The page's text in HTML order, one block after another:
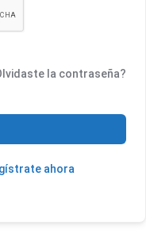
la contraseña?
ahora